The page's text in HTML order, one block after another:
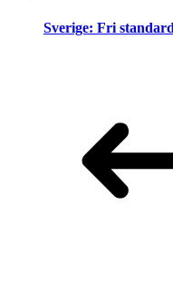
Sverige: Fri